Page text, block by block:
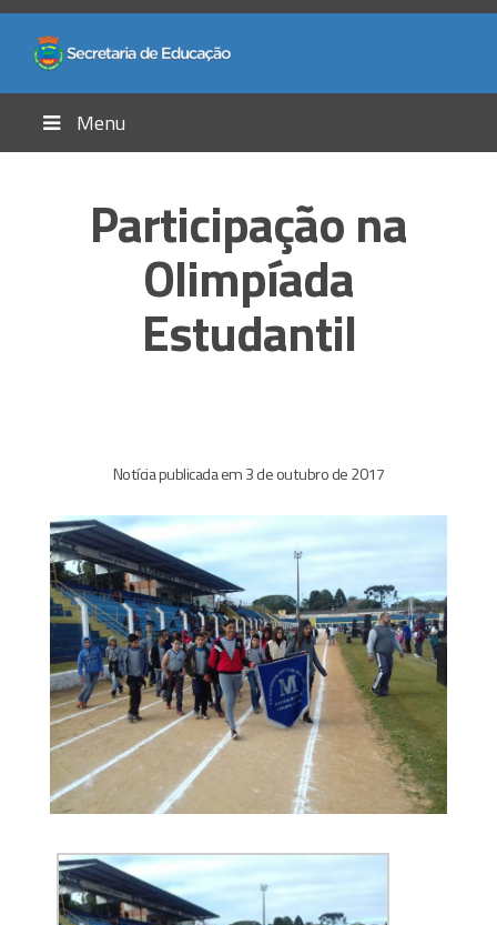
Menu
Participação na
Olimpíada
Estudantil
Notícia publicada em 3 de outubro de 2017